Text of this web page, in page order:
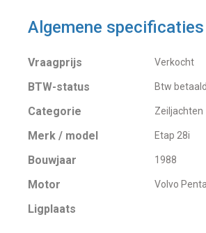
Algemene specificaties
Vraagprijs Verkocht
BTW-status Btw betaald
Categorie Zeiljachten
Merk / model Etap 28i
Bouwjaar 1988
Motor Volvo
Ligplaats